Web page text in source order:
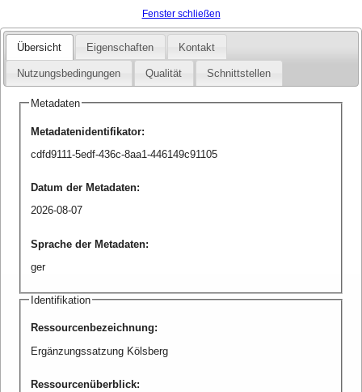
Fenster schließen
Übersicht Eigenschaften Kontakt
Nutzungsbedingungen Qualität Schnittstellen
Metadaten
Metadatenidentifikator:
cdfd9111-5edf-436c-8aa1-446149c91105
Datum der Metadaten:
2026-08-07
Sprache der Metadaten:
ger
Identifikation
Ressourcenbezeichnung:
Ergänzungssatzung Kölsberg
Ressourcenüberblick: